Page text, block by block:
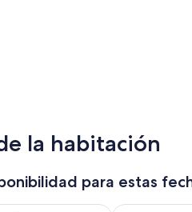
la habitación
para estas